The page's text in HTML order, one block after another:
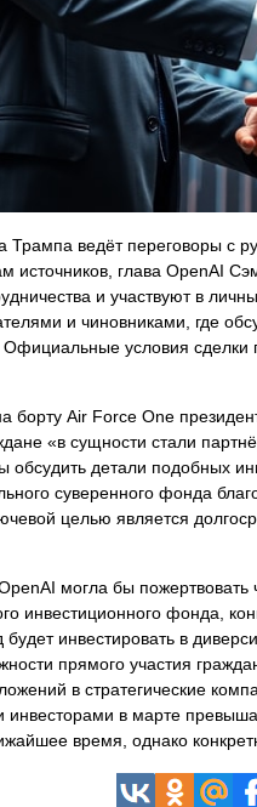
ведёт переговоры с
источников, глава OpenAI
и участвуют в
и чиновниками, где
Официальные условия
Air Force One
«в сущности стали
детали подобных
суверенного фонда
целью является
могла бы
инвестиционного фонда,
инвестировать в
прямого участия
в стратегические
в марте
время, однако